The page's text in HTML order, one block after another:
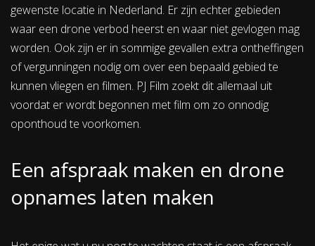
gewenste locatie in Nederland. Er zijn echter gebieden
waar een drone verbod heerst en waar niet gevlogen mag
worden. Ook zijn er in sommige gevallen extra ontheffingen
of vergunningen nodig om over een bepaald gebied te
kunnen vliegen en filmen. PJ Film zoekt dit allemaal uit
voordat er wordt begonnen met film om zo onnodig
oponthoud te voorkomen.
Een afspraak maken en drone
opnames laten maken